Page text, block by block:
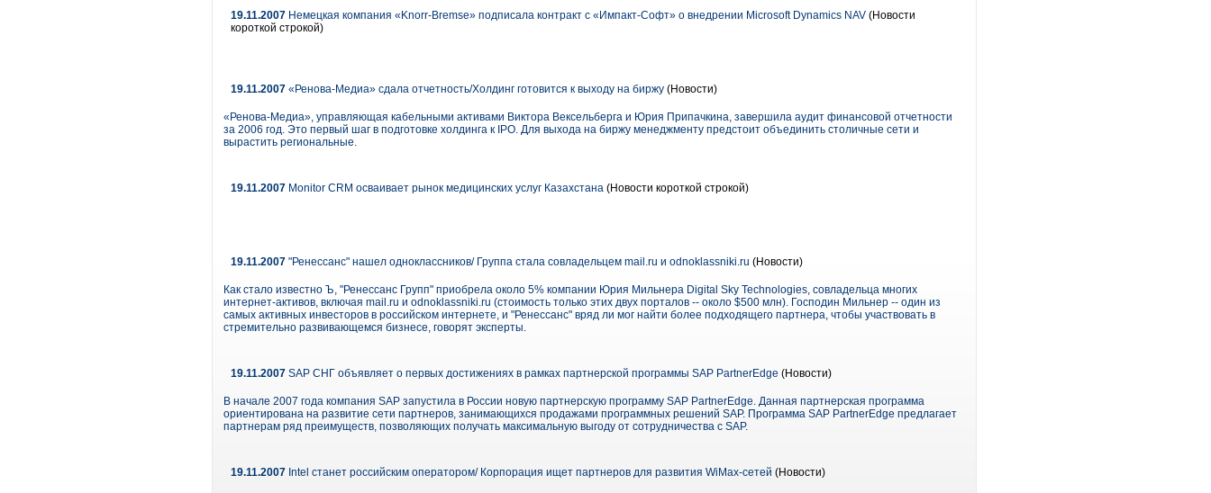
19.11.2007 Немецкая компания «Knorr-Bremse» подписала контракт с «Импакт-Софт» о внедрении Microsoft Dynamics NAV (Новости
короткой строкой)
19.11.2007 «Ренова-Медиа» сдала отчетность/Холдинг готовится к выходу на биржу (Новости)
«Ренова-Медиа», управляющая кабельными активами Виктора Вексельберга и Юрия Припачкина, завершила аудит финансовой отчетности
за 2006 год. Это первый шаг в подготовке холдинга к IPO. Для выхода на биржу менеджменту предстоит объединить столичные сети и
вырастить региональные.
19.11.2007 Monitor CRM осваивает рынок медицинских услуг Казахстана (Новости короткой строкой)
19.11.2007 "Ренессанс" нашел одноклассников/ Группа стала совладельцем mail.ru и odnoklassniki.ru (Новости)
Как стало известно Ъ, "Ренессанс Групп" приобрела около 5% компании Юрия Мильнера Digital Sky Technologies, совладельца многих
интернет-активов, включая mail.ru и odnoklassniki.ru (стоимость только этих двух порталов -- около $500 млн). Господин Мильнер -- один из
самых активных инвесторов в российском интернете, и "Ренессанс" вряд ли мог найти более подходящего партнера, чтобы участвовать в
стремительно развивающемся бизнесе, говорят эксперты.
19.11.2007 SAP СНГ объявляет о первых достижениях в рамках партнерской программы SAP PartnerEdge (Новости)
В начале 2007 года компания SAP запустила в России новую партнерскую программу SAP PartnerEdge. Данная партнерская программа
ориентирована на развитие сети партнеров, занимающихся продажами программных решений SAP. Программа SAP PartnerEdge предлагает
партнерам ряд преимуществ, позволяющих получать максимальную выгоду от сотрудничества с SAP.
19.11.2007 Intel станет российским оператором/ Корпорация ищет партнеров для развития WiMax-сетей (Новости)